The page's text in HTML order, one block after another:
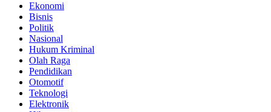
Ekonomi
Bisnis
Politik
Nasional
Hukum Kriminal
Olah Raga
Pendidikan
Otomotif
Teknologi
Elektronik